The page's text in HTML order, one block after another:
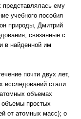
представлялась ему
учебного пособия
природы, Дмитрий
связанные с
в найденной им
почти двух лет,
исследований стали
объемах
объемы простых
от атомных масс); о